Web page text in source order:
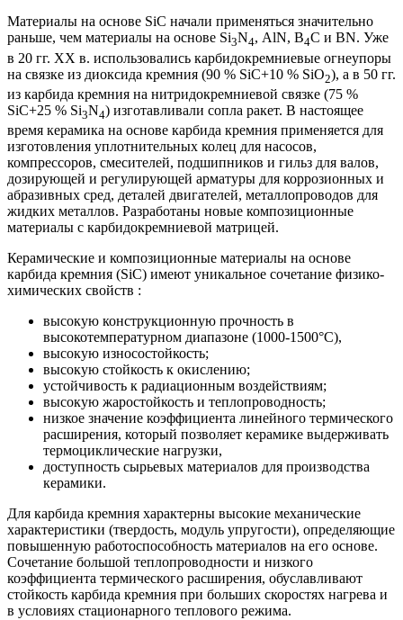
Материалы на основе SiC начали применяться значительно
раньше, чем материалы на основе Si3N4, АlN, В4С и ВN. Уже
в 20 гг. ХХ в. использовались карбидокремниевые огнеупоры
на связке из диоксида кремния (90 % SiC+10 % SiO2), а в 50 гг.
из карбида кремния на нитридокремниевой связке (75 %
SiC+25 % Si3N4) изготавливали сопла ракет. В настоящее
время керамика на основе карбида кремния применяется для
изготовления уплотнительных колец для насосов,
компрессоров, смесителей, подшипников и гильз для валов,
дозирующей и регулирующей арматуры для коррозионных и
абразивных сред, деталей двигателей, металлопроводов для
жидких металлов. Разработаны новые композиционные
материалы с карбидокремниевой матрицей.
Керамические и композиционные материалы на основе
карбида кремния (SiC) имеют уникальное сочетание физико-
химических свойств :
высокую конструкционную прочность в
высокотемпературном диапазоне (1000-1500°С),
высокую износостойкость;
высокую стойкость к окислению;
устойчивость к радиационным воздействиям;
высокую жаростойкость и теплопроводность;
низкое значение коэффициента линейного термического
расширения, который позволяет керамике выдерживать
термоциклические нагрузки,
доступность сырьевых материалов для производства
керамики.
Для карбида кремния характерны высокие механические
характеристики (твердость, модуль упругости), определяющие
повышенную работоспособность материалов на его основе.
Сочетание большой теплопроводности и низкого
коэффициента термического расширения, обуславливают
стойкость карбида кремния при больших скоростях нагрева и
в условиях стационарного теплового режима.